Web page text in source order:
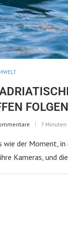
FOLGEN
7
der Moment,
Kameras, und